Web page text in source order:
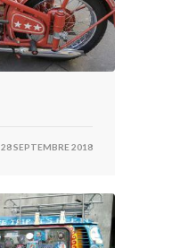
28 SEPTEMBRE 2018